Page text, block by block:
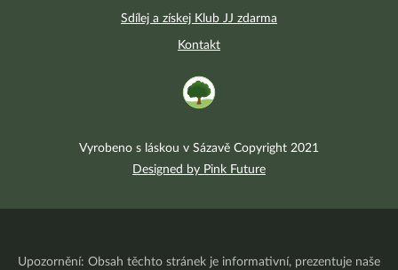
Sdílej a získej Klub JJ zdarma
Kontakt
Vyrobeno s láskou v Sázavě Copyright 2021
Designed by Pink Future
Upozornění: Obsah těchto stránek je informativní, prezentuje naše